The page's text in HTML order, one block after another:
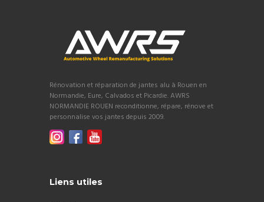
Rénovation et réparation de jantes alu à Rouen en
Normandie, Eure, Calvados et Picardie. AWRS
NORMANDIE ROUEN reconditionne, répare, rénove et
personnalise vos jantes depuis 2009.
Liens utiles